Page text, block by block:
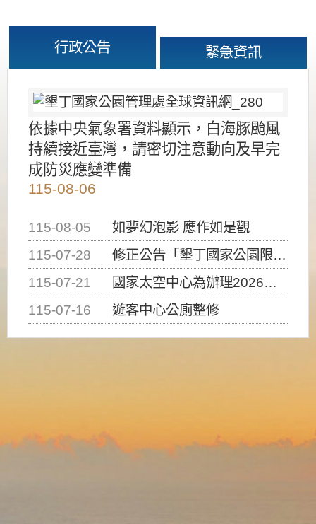
行政公告 緊急資訊
依據中央氣象署資料顯示，白海豚颱風
持續接近臺灣，請密切注意動向及早完
成防災應變準備
115-08-06
115-08-05
如夢幻泡影 應作如是觀
115-07-28
修正公告「墾丁國家公園限制水域遊憩活動之種類、範圍、時間及行為」，自即日生效。
115-07-21
國家太空中心為辦理2026台灣盃火箭競賽，陸、海、空域警戒及協調相關事宜，因颱風備案事宜
115-07-16
遊客中心公廁整修